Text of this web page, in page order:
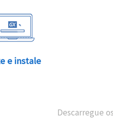
e instale
Descarregue